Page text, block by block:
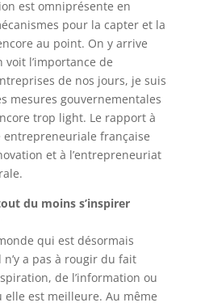
est omniprésente en
pour la capter et la
au point. On y arrive
l’importance de
de nos jours, je suis
mesures gouvernementales
trop light. Le rapport à
entrepreneuriale française
et à l’entrepreneuriat
du moins s’inspirer
qui est désormais
a pas à rougir du fait
de l’information ou
elle est meilleure. Au même